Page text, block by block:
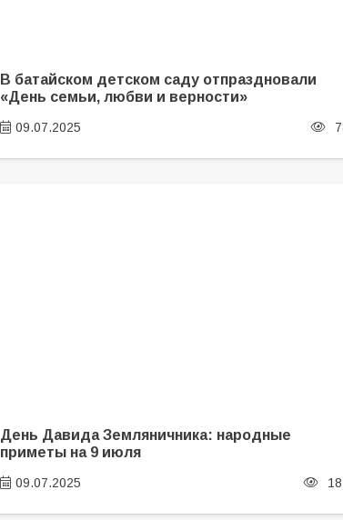
В батайском детском саду отпраздновали
«День семьи, любви и верности»
09.07.2025
День Давида Земляничника: народные
приметы на 9 июля
09.07.2025